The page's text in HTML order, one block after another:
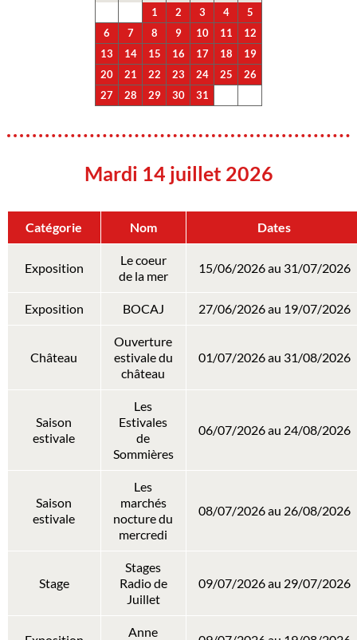
1 2 3 4
5
6
7 8 9 10 11
12
13
14 15 16 17 18
19
20
21 22 23 24 25
26
27
28 29 30 31
Mardi 14 juillet 2026
Catégorie Nom Dates
Exposition
Le coeur
de la mer
15/06/2026 au 31/07/2026
Exposition BOCAJ 27/06/2026 au 19/07/2026
Château
Ouverture
estivale du
château
01/07/2026 au 31/08/2026
Saison
estivale
Les
Estivales
de
Sommières
06/07/2026 au 24/08/2026
Saison
estivale
Les
marchés
nocture du
mercredi
08/07/2026 au 26/08/2026
Stage
Stages
Radio de
Juillet
09/07/2026 au 29/07/2026
Anne